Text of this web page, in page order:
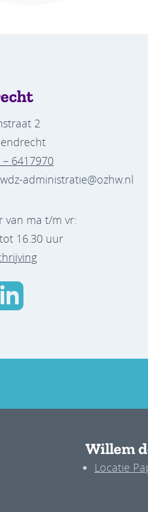
2
– 6417970
administratie@ozhw.nl
van ma t/m vr:
16.30 uur
Willem
Locatie